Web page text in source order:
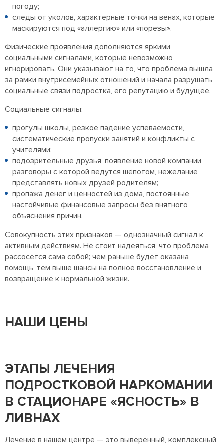
погоду;
следы от уколов, характерные точки на венах, которые
маскируются под «аллергию» или «порезы».
Физические проявления дополняются яркими
социальными сигналами, которые невозможно
игнорировать. Они указывают на то, что проблема вышла
за рамки внутрисемейных отношений и начала разрушать
социальные связи подростка, его репутацию и будущее.
Социальные сигналы:
прогулы школы, резкое падение успеваемости,
систематические пропуски занятий и конфликты с
учителями;
подозрительные друзья, появление новой компании,
разговоры с которой ведутся шёпотом, нежелание
представлять новых друзей родителям;
пропажа денег и ценностей из дома, постоянные
настойчивые финансовые запросы без внятного
объяснения причин.
Совокупность этих признаков — однозначный сигнал к
активным действиям. Не стоит надеяться, что проблема
рассосётся сама собой; чем раньше будет оказана
помощь, тем выше шансы на полное восстановление и
возвращение к нормальной жизни.
НАШИ ЦЕНЫ
ЭТАПЫ ЛЕЧЕНИЯ
ПОДРОСТКОВОЙ НАРКОМАНИИ
В СТАЦИОНАРЕ «ЯСНОСТЬ» В
ЛИВНАХ
Лечение в нашем центре — это выверенный, комплексный